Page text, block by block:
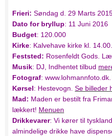
Frieri: Søndag d. 29 Marts
Dato for bryllup: 11 Juni 2016
Budget: 120.000
Kirke: Kalvehave kirke kl.
Feststed: Rosenfeldt Gods.
Musik: DJ, Indhentet tilbud
Fotograf:
Kørsel: Hestevogn. Se billeder
Mad: Maden er bestilt fra
lækkert! Menuen
Drikkevarer: Vi kører til
almindelige drikke have